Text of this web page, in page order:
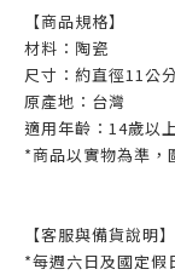
【商品規格】
材料：陶瓷
尺寸：約直徑11公
原產地：台灣
適用年齡：14歲以
*商品以實物為準，
【客服與備貨說明】
*每週六日及國定假